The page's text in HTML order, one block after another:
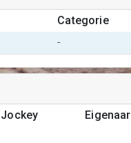
Categorie
-
Jockey Eigenaar